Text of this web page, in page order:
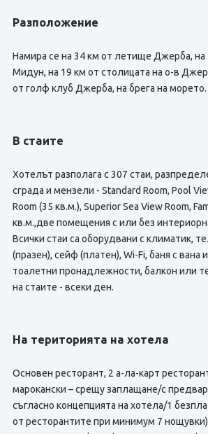
Разположение
Намира се на 34 км от летище Джерба, на
Мидун, на 19 км от столицата на о-в
от голф клуб Джерба, на брега на морето.
В стаите
Хотелът разполага с 307 стаи,
сграда и мензели - Standard Room, Pool
Room (35 кв.м.), Superior Sea View Room,
кв.м.,две помещения с или без
Всички стаи са оборудвани с климатик,
(празен), сейф (платен), Wi-Fi, баня с вана
тоалетни пронадлежности, балкон или
на стаите - всеки ден.
На територията на хотела
Основен ресторант, 2 а-ла-карт
марокански – срещу заплащане/с
съгласно концепцията на хотела/1
от ресторантите при минимум 7